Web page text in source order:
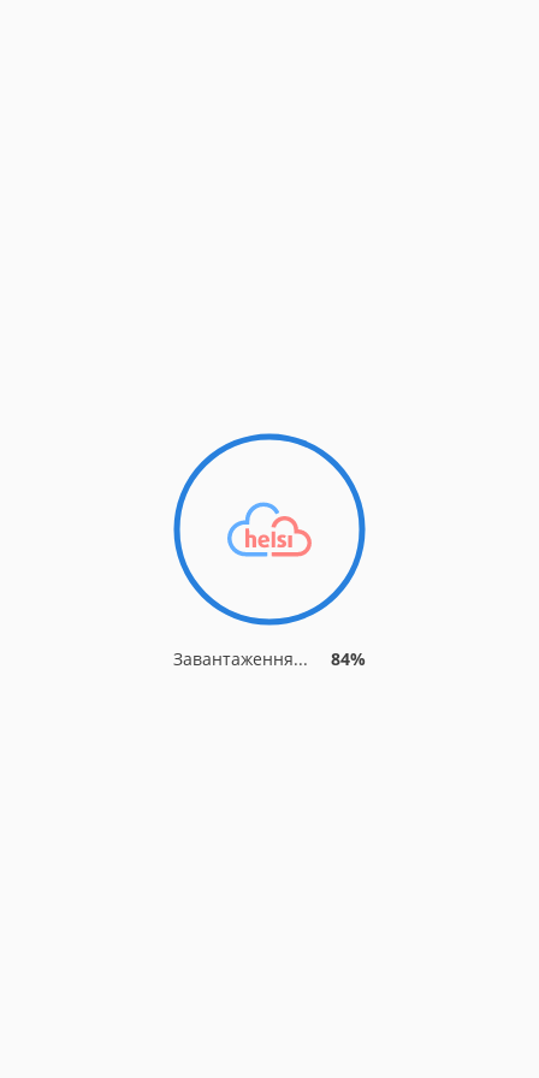
Завантаження... 87%